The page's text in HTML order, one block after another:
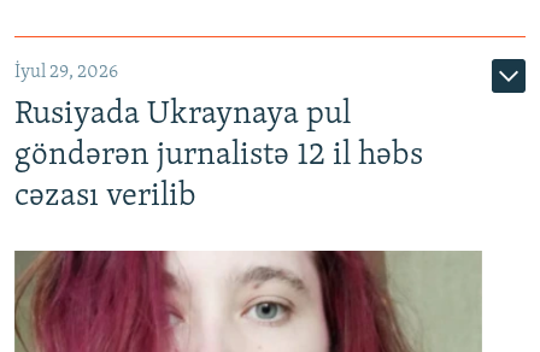
İyul 29, 2026
Rusiyada Ukraynaya pul
göndərən jurnalistə 12 il həbs
cəzası verilib